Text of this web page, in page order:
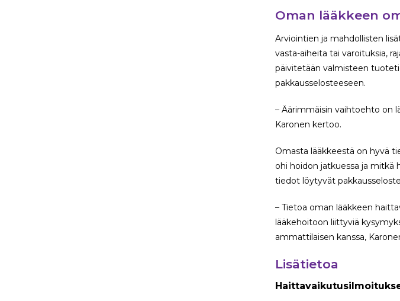
Oman lääkkeen
Arviointien ja mahdollisten
vasta-aiheita tai varoituksia,
päivitetään valmisteen
pakkausselosteeseen.
– Äärimmäisin vaihtoehto on
Karonen kertoo.
Omasta lääkkeestä on hyvä
ohi hoidon jatkuessa ja
tiedot löytyvät
– Tietoa oman lääkkeen
lääkehoitoon liittyviä
ammattilaisen kanssa,
Lisätietoa